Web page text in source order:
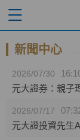
新聞中心
2026/07/30
元大證券：親子
2026/07/17